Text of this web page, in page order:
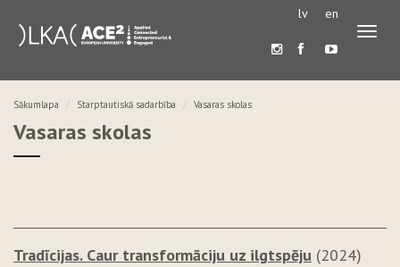
lv en
Sākumlapa Starptautiskā sadarbība Vasaras skolas
Vasaras skolas
Tradīcijas. Caur transformāciju uz ilgtspēju (2024)